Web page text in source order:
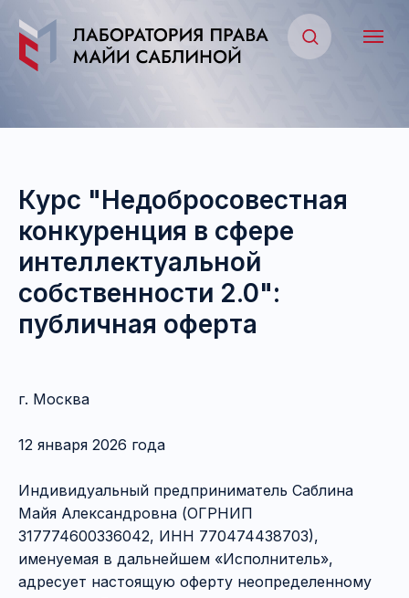
Курс "Недобросовестная
конкуренция в сфере
интеллектуальной
собственности 2.0":
публичная оферта
г. Москва
12 января 2026 года
Индивидуальный предприниматель Саблина
Майя Александровна (ОГРНИП
317774600336042, ИНН 770474438703),
именуемая в дальнейшем «Исполнитель»,
адресует настоящую оферту неопределенному